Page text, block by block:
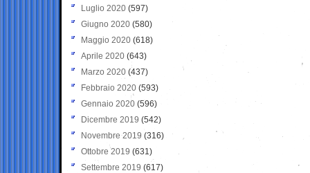
Luglio 2020 (597)
Giugno 2020 (580)
Maggio 2020 (618)
Aprile 2020 (643)
Marzo 2020 (437)
Febbraio 2020 (593)
Gennaio 2020 (596)
Dicembre 2019 (542)
Novembre 2019 (316)
Ottobre 2019 (631)
Settembre 2019 (617)